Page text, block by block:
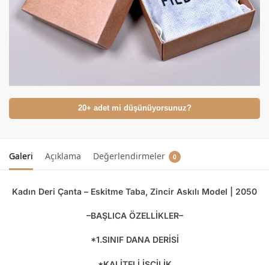
20+ adet mi düşünüyorsunuz?
Galeri Açıklama Değerlendirmeler 0
Kadın Deri Çanta – Eskitme Taba, Zincir Askılı Model | 2050
–BAŞLICA ÖZELLİKLER–
*1.SINIF DANA DERİSİ